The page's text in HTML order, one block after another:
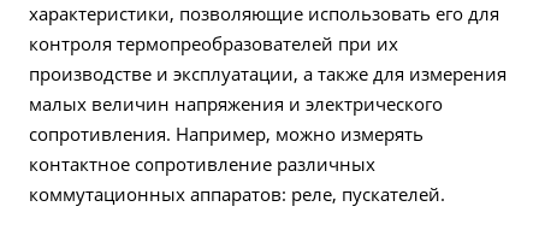
характеристики, позволяющие использовать его для
контроля термопреобразователей при их
производстве и эксплуатации, а также для измерения
малых величин напряжения и электрического
сопротивления. Например, можно измерять
контактное сопротивление различных
коммутационных аппаратов: реле, пускателей.